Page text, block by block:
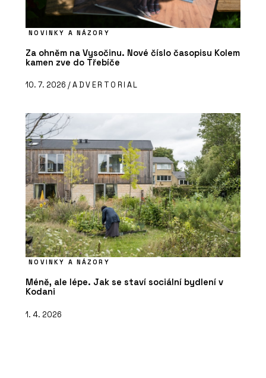
NOVINKY A NÁZORY
Za ohněm na Vysočinu. Nové číslo časopisu Kolem
kamen zve do Třebíče
10. 7. 2026 /ADVERTORIAL
NOVINKY A NÁZORY
Méně, ale lépe. Jak se staví sociální bydlení v
Kodani
1. 4. 2026